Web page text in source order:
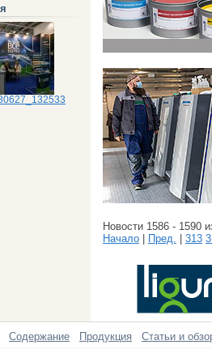
Новости 1586 - 1590
Начало
Пред. 313
Содержание Продукция Статьи и